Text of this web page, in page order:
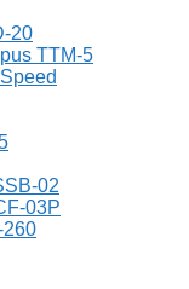
20
TTM-5
02
03P
260